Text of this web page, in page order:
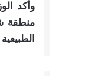
وأكد
منطقة